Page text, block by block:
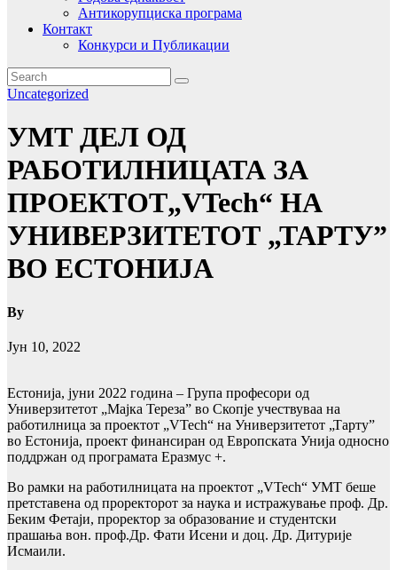
Антикорупциска програма
Контакт
Конкурси и Публикации
Uncategorized
УМТ ДЕЛ ОД
РАБОТИЛНИЦАТА ЗА
ПРОЕКТОТ„VTech“ НА
УНИВЕРЗИТЕТОТ „ТАРТУ”
ВО ЕСТОНИЈА
By
Јун 10, 2022
Естонија, јуни 2022 година – Група професори од
Универзитетот „Мајка Тереза” во Скопје учествуваа на
работилница за проектот „VTech“ на Универзитетот „Тарту”
во Естонија, проект финансиран од Европската Унија односно
поддржан од програмата Еразмус +.
Во рамки на работилницата на проектот „VTech“ УМТ беше
претставена од проректорот за наука и истражување проф. Др.
Беким Фетаји, проректор за образование и студентски
прашања вон. проф.Др. Фати Исени и доц. Др. Дитурије
Исмаили.